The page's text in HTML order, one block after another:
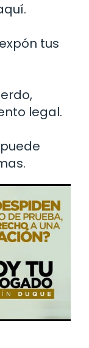
tus
legal.